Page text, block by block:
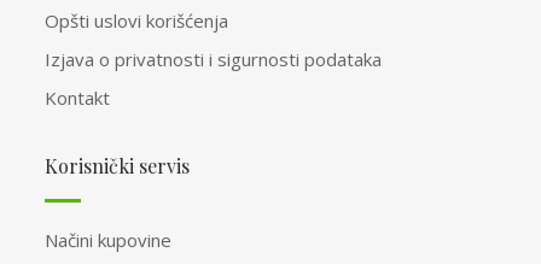
Opšti uslovi korišćenja
Izjava o privatnosti i sigurnosti podataka
Kontakt
Korisnički servis
Načini kupovine